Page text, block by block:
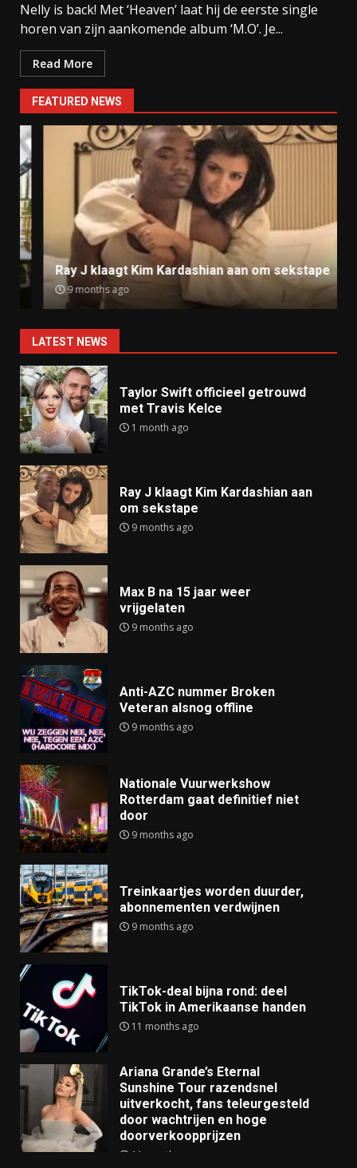
Nelly is back! Met ‘Heaven’ laat hij de eerste single
horen van zijn aankomende album ‘M.O’. Je...
Read More
FEATURED NEWS
Ray J klaagt Kim Kardashian aan om sekstape
9 months ago
LATEST NEWS
Taylor Swift officieel getrouwd
met Travis Kelce
1 month ago
Ray J klaagt Kim Kardashian aan
om sekstape
9 months ago
Max B na 15 jaar weer
vrijgelaten
9 months ago
Anti-AZC nummer Broken
Veteran alsnog offline
9 months ago
Nationale Vuurwerkshow
Rotterdam gaat definitief niet
door
9 months ago
Treinkaartjes worden duurder,
abonnementen verdwijnen
9 months ago
TikTok-deal bijna rond: deel
TikTok in Amerikaanse handen
11 months ago
Ariana Grande’s Eternal
Sunshine Tour razendsnel
uitverkocht, fans teleurgesteld
door wachtrijen en hoge
doorverkoopprijzen
11 months ago